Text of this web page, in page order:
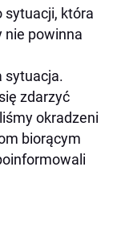
sytuacji, która
nie powinna
sytuacja.
zdarzyć
okradzeni
biorącym